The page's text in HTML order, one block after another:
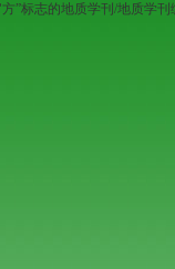
”标志的地质学刊/地质学